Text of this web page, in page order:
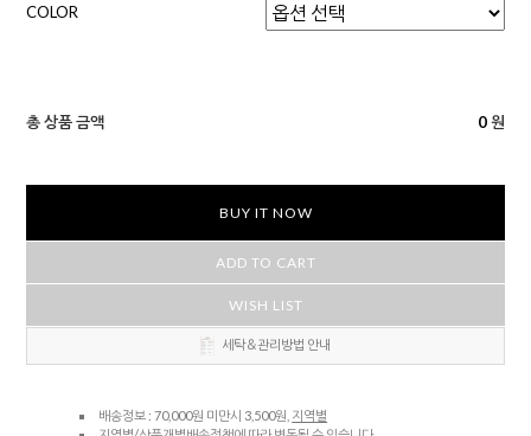
COLOR
총 상품 금액 0 원
BUY IT NOW
ADD TO CART
WISH LIST
세탁＆관리방법 안내
배송정보 : 70,000원 미만시 3,500원, 지역별